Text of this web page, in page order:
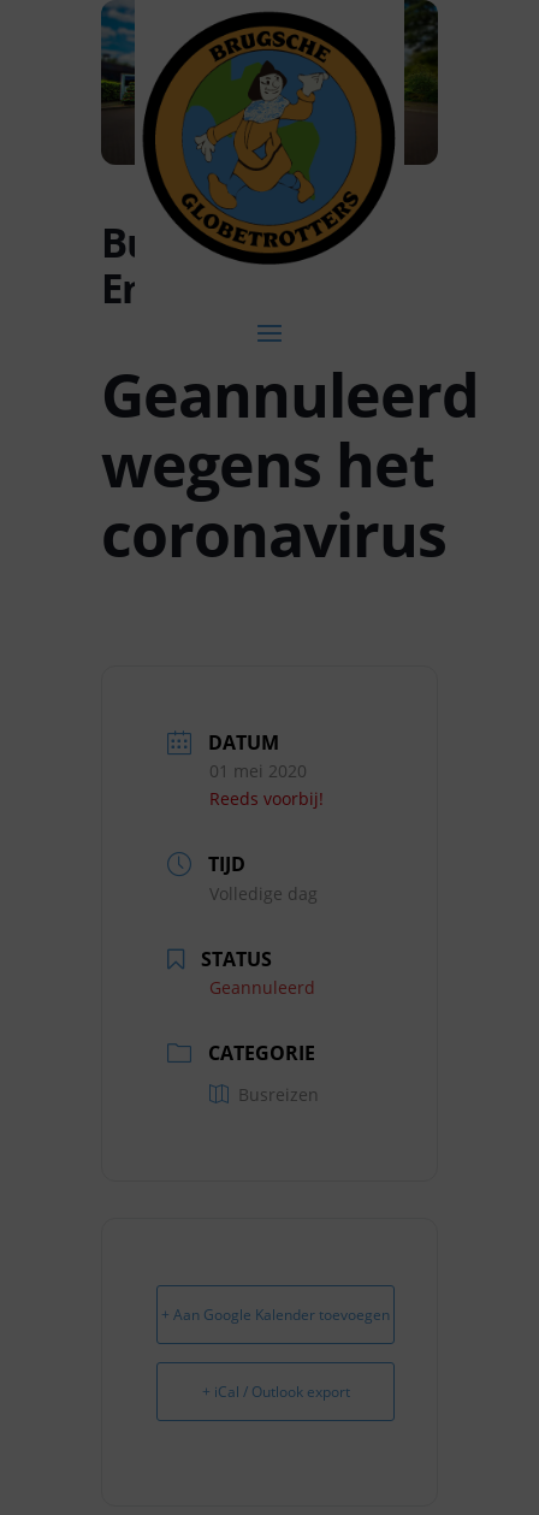
Busreis naar
Engeland
Geannuleerd
wegens het
coronavirus
DATUM
01 mei 2020
Reeds voorbij!
TIJD
Volledige dag
STATUS
Geannuleerd
CATEGORIE
Busreizen
+ Aan Google Kalender toevoegen
+ iCal / Outlook export